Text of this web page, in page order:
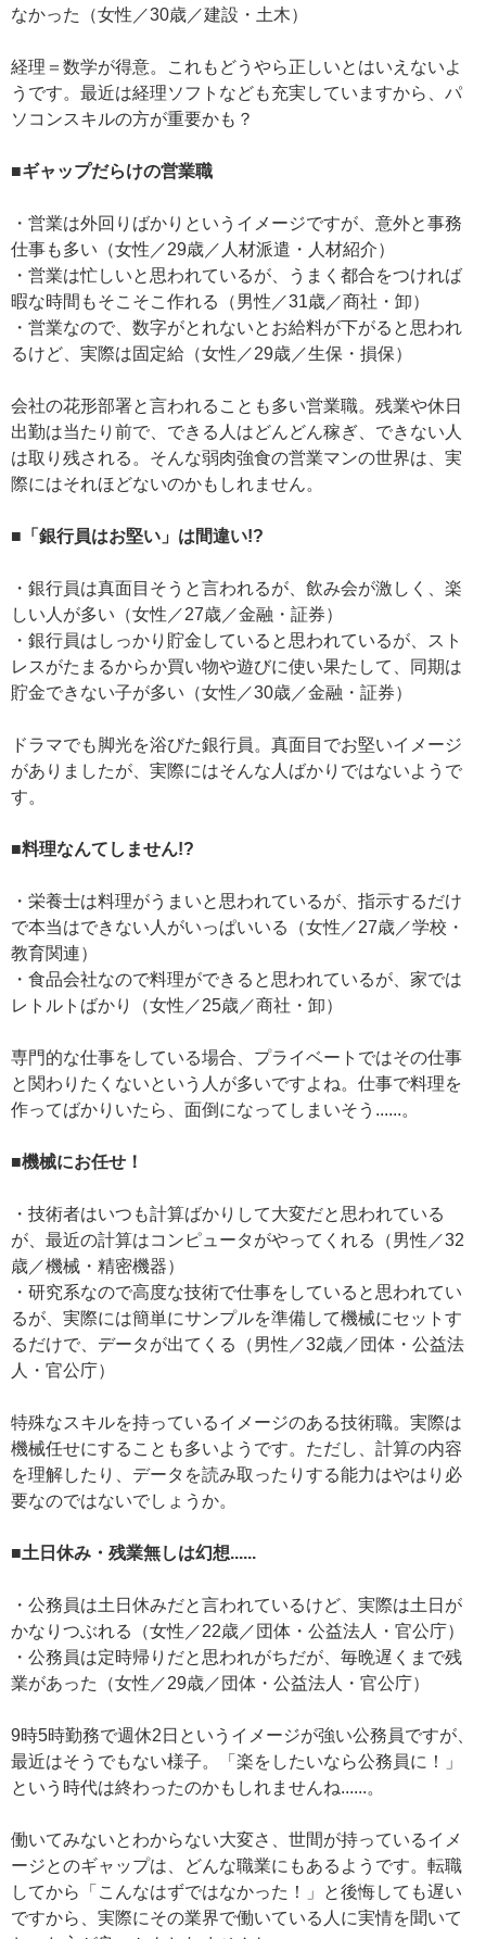
なかった（女性／30歳／建設・土木）
経理＝数学が得意。これもどうやら正しいとはいえないよ
うです。最近は経理ソフトなども充実していますから、パ
ソコンスキルの方が重要かも？
■ギャップだらけの営業職
・営業は外回りばかりというイメージですが、意外と事務
仕事も多い（女性／29歳／人材派遣・人材紹介）
・営業は忙しいと思われているが、うまく都合をつければ
暇な時間もそこそこ作れる（男性／31歳／商社・卸）
・営業なので、数字がとれないとお給料が下がると思われ
るけど、実際は固定給（女性／29歳／生保・損保）
会社の花形部署と言われることも多い営業職。残業や休日
出勤は当たり前で、できる人はどんどん稼ぎ、できない人
は取り残される。そんな弱肉強食の営業マンの世界は、実
際にはそれほどないのかもしれません。
■「銀行員はお堅い」は間違い!?
・銀行員は真面目そうと言われるが、飲み会が激しく、楽
しい人が多い（女性／27歳／金融・証券）
・銀行員はしっかり貯金していると思われているが、スト
レスがたまるからか買い物や遊びに使い果たして、同期は
貯金できない子が多い（女性／30歳／金融・証券）
ドラマでも脚光を浴びた銀行員。真面目でお堅いイメージ
がありましたが、実際にはそんな人ばかりではないようで
す。
■料理なんてしません!?
・栄養士は料理がうまいと思われているが、指示するだけ
で本当はできない人がいっぱいいる（女性／27歳／学校・
教育関連）
・食品会社なので料理ができると思われているが、家では
レトルトばかり（女性／25歳／商社・卸）
専門的な仕事をしている場合、プライベートではその仕事
と関わりたくないという人が多いですよね。仕事で料理を
作ってばかりいたら、面倒になってしまいそう......。
■機械にお任せ！
・技術者はいつも計算ばかりして大変だと思われている
が、最近の計算はコンピュータがやってくれる（男性／32
歳／機械・精密機器）
・研究系なので高度な技術で仕事をしていると思われてい
るが、実際には簡単にサンプルを準備して機械にセットす
るだけで、データが出てくる（男性／32歳／団体・公益法
人・官公庁）
特殊なスキルを持っているイメージのある技術職。実際は
機械任せにすることも多いようです。ただし、計算の内容
を理解したり、データを読み取ったりする能力はやはり必
要なのではないでしょうか。
■土日休み・残業無しは幻想......
・公務員は土日休みだと言われているけど、実際は土日が
かなりつぶれる（女性／22歳／団体・公益法人・官公庁）
・公務員は定時帰りだと思われがちだが、毎晩遅くまで残
業があった（女性／29歳／団体・公益法人・官公庁）
9時5時勤務で週休2日というイメージが強い公務員ですが、
最近はそうでもない様子。「楽をしたいなら公務員に！」
という時代は終わったのかもしれませんね......。
働いてみないとわからない大変さ、世間が持っているイメ
ージとのギャップは、どんな職業にもあるようです。転職
してから「こんなはずではなかった！」と後悔しても遅い
ですから、実際にその業界で働いている人に実情を聞いて